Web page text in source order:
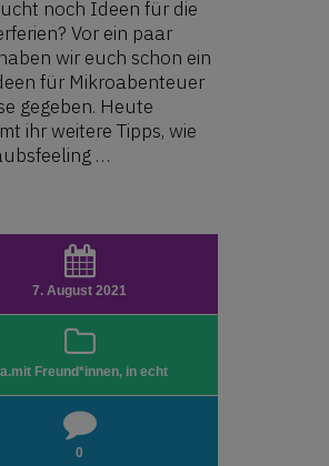
noch Ideen für die
Vor ein paar
wir euch schon ein
für Mikroabenteuer
gegeben. Heute
ihr weitere Tipps, wie
…
7. August 2021
Freund*innen, in echt
0